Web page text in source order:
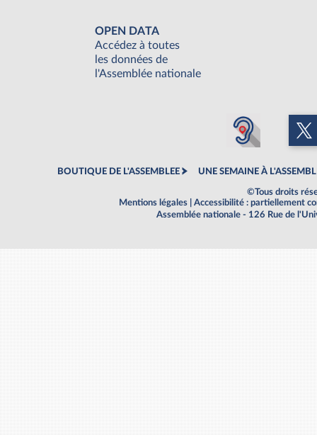
OPEN DATA
Accédez à toutes
les données de
l'Assemblée nationale
BOUTIQUE DE L'ASSEMBLEE UNE SEMAINE À
©Tous droits
Mentions légales
Accessibilité : partiellement
Assemblée nationale - 126 Rue de